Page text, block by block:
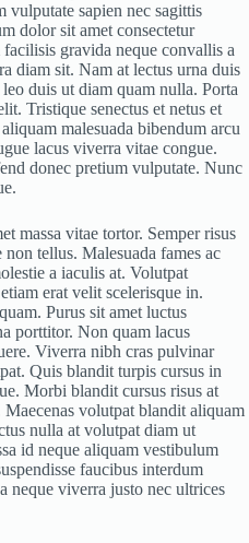
vulputate sapien nec sagittis
dolor sit amet consectetur
gravida neque convallis a
diam sit. Nam at lectus urna duis
duis ut diam quam nulla. Porta
Tristique senectus et netus et
malesuada bibendum arcu
lacus viverra vitae congue.
donec pretium vulputate. Nunc
massa vitae tortor. Semper risus
tellus. Malesuada fames ac
a iaculis at. Volutpat
erat velit scelerisque in.
Purus sit amet luctus
porttitor. Non quam lacus
Viverra nibh cras pulvinar
Quis blandit turpis cursus in
Morbi blandit cursus risus at
volutpat blandit aliquam
nulla at volutpat diam ut
id neque aliquam vestibulum
faucibus interdum
neque viverra justo nec ultrices